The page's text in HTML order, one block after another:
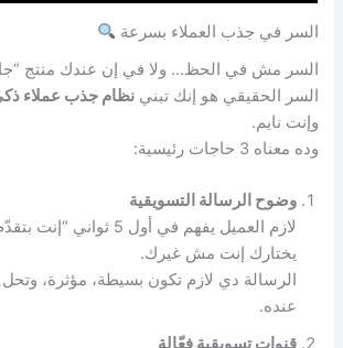
السر في جذب العملاء بسرعة
السر مش في الحظ… ولا في إن عندك منتج
السر الحقيقي هو إنك تبنينظام جذب عملاء
وإنت نايم.
وده معناه 3 حاجات رئيسية:
وضوح الرسالة التسويقية
لازم العميل يفهم في أول 5
يختارك إنت مش غيرك.
الرسالة دي لازم تكون بسيطة، مؤثرة،
عنده.